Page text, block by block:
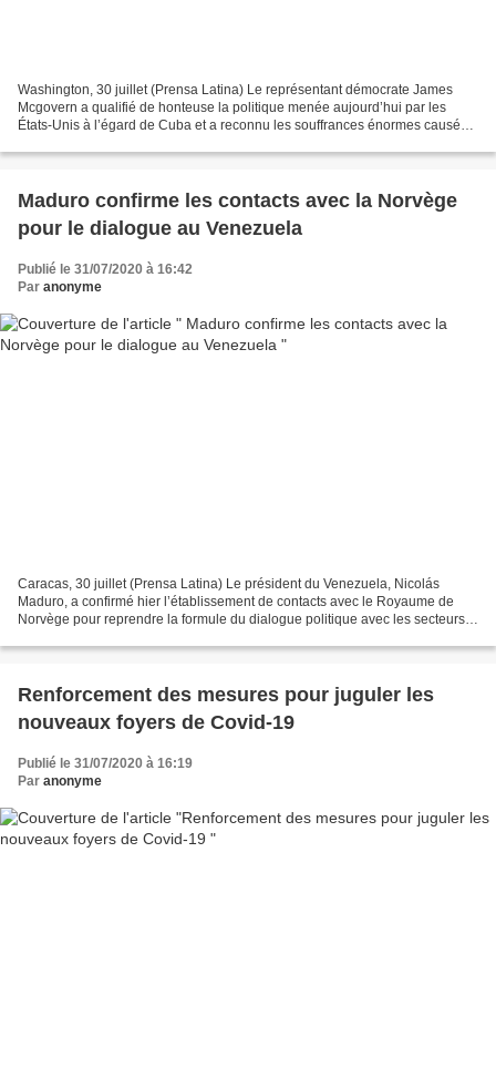
Washington, 30 juillet (Prensa Latina) Le représentant démocrate James
Mcgovern a qualifié de honteuse la politique menée aujourd’hui par les
États-Unis à l’égard de Cuba et a reconnu les souffrances énormes causées
Maduro confirme les contacts avec la Norvège
pour le dialogue au Venezuela
Publié le 31/07/2020 à 16:42
Par anonyme
Caracas, 30 juillet (Prensa Latina) Le président du Venezuela, Nicolás
Maduro, a confirmé hier l’établissement de contacts avec le Royaume de
Norvège pour reprendre la formule du dialogue politique avec les secteurs
Renforcement des mesures pour juguler les
nouveaux foyers de Covid-19
Publié le 31/07/2020 à 16:19
Par anonyme